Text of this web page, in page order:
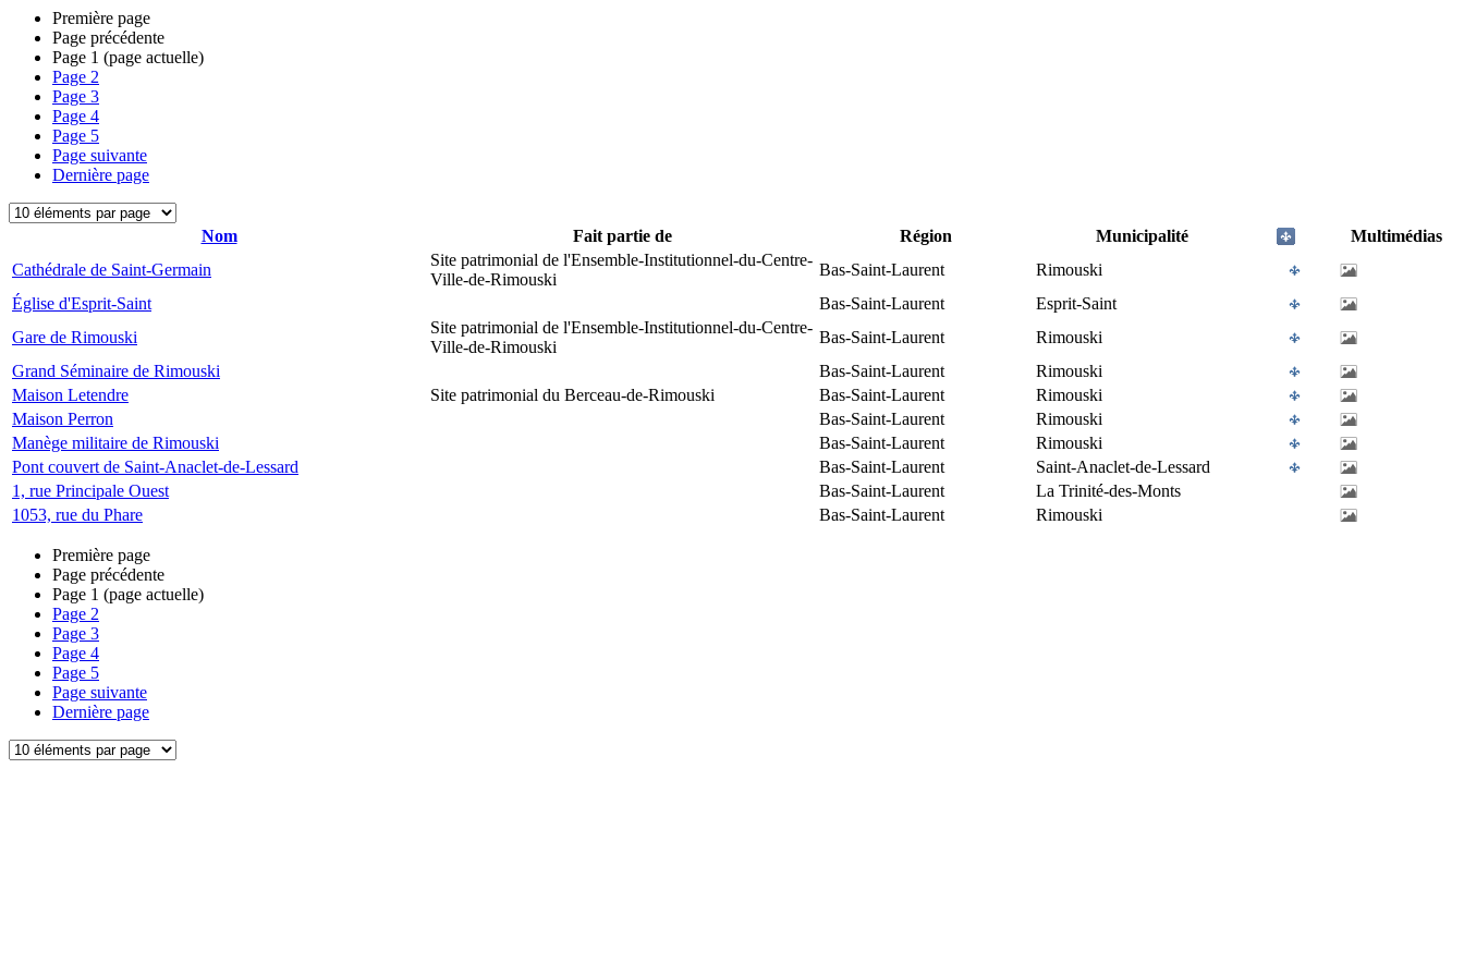
Première page
Page précédente
Page 1 (page actuelle)
Page 2
Page 3
Page 4
Page 5
Page suivante
Dernière page
Nom Fait partie de Région Municipalité
Multimédias
Cathédrale de Saint-Germain
Site patrimonial de l'Ensemble-Institutionnel-du-Centre-
Ville-de-Rimouski
Bas-Saint-Laurent
Rimouski
Église d'Esprit-Saint
Bas-Saint-Laurent
Esprit-Saint
Gare de Rimouski
Site patrimonial de l'Ensemble-Institutionnel-du-Centre-
Ville-de-Rimouski
Bas-Saint-Laurent
Rimouski
Grand Séminaire de Rimouski
Bas-Saint-Laurent
Rimouski
Maison Letendre
Site patrimonial du Berceau-de-Rimouski Bas-Saint-Laurent
Rimouski
Maison Perron
Bas-Saint-Laurent
Rimouski
Manège militaire de Rimouski
Bas-Saint-Laurent
Rimouski
Pont couvert de Saint-Anaclet-de-Lessard
Bas-Saint-Laurent
Saint-Anaclet-de-Lessard
1, rue Principale Ouest
Bas-Saint-Laurent
La Trinité-des-Monts
1053, rue du Phare
Bas-Saint-Laurent Rimouski
Première page
Page précédente
Page 1 (page actuelle)
Page 2
Page 3
Page 4
Page 5
Page suivante
Dernière page